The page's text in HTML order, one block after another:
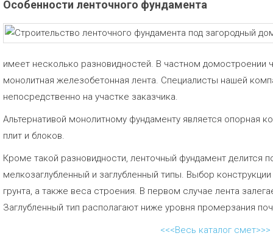
Особенности ленточного фундамента
имеет несколько разновидностей. В частном домостроении
монолитная железобетонная лента. Специалисты нашей
непосредственно на участке заказчика.
Альтернативой монолитному фундаменту является опорная
плит и блоков.
Кроме такой разновидности, ленточный фундамент делится
мелкозаглубленный и заглубленный типы. Выбор
грунта, а также веса строения. В первом случае лента
Заглубленный тип располагают ниже уровня промерзания
<<<Весь каталог смет>>>